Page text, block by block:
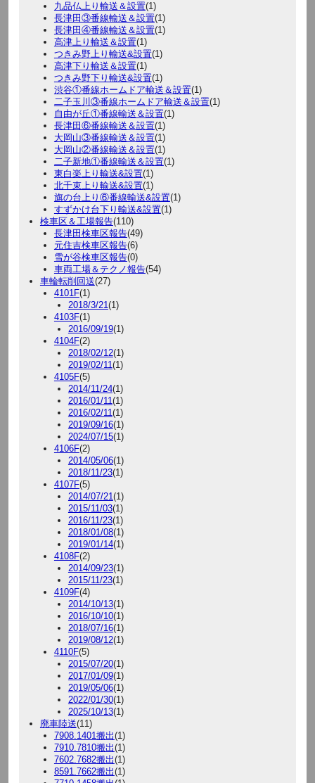
九品仏上り輸送＆設置(1)
長津田③番線輸送＆設置(1)
長津田④番線輸送＆設置(1)
高津上り輸送＆設置(1)
つきみ野上り輸送&設置(1)
高津下り輸送＆設置(1)
つきみ野下り輸送&設置(1)
渋谷①番線ホームドア輸送＆設置(1)
二子玉川③番線ホームドア輸送＆設置(1)
自由が丘①番線輸送＆設置(1)
長津田⑥番線輸送＆設置(1)
大岡山③番線輸送＆設置(1)
大岡山②番線輸送＆設置(1)
二子新地①番線輸送＆設置(1)
東白楽上り輸送&設置(1)
北千束上り輸送&設置(1)
旗の台上り⑥番線輸送&設置(1)
すずかけ台下り輸送&設置(1)
検車区＆工場報告(110)
長津田検車区報告(49)
元住吉検車区報告(6)
雪が谷検車区報告(0)
車両工場＆テクノ報告(54)
車輪転削回送(27)
4101F(1)
2018/3/21(1)
4103F(1)
2016/09/19(1)
4104F(2)
2018/02/12(1)
2019/02/11(1)
4105F(5)
2014/11/24(1)
2016/01/11(1)
2016/02/11(1)
2019/09/16(1)
2024/07/15(1)
4106F(2)
2014/05/06(1)
2018/11/23(1)
4107F(5)
2014/07/21(1)
2015/11/03(1)
2016/11/23(1)
2018/01/08(1)
2019/01/14(1)
4108F(2)
2014/09/23(1)
2015/11/23(1)
4109F(4)
2014/10/13(1)
2016/10/10(1)
2018/07/16(1)
2019/08/12(1)
4110F(5)
2015/07/20(1)
2017/01/09(1)
2019/05/06(1)
2022/01/30(1)
2025/10/13(1)
廃車陸送(11)
7908.1401搬出(1)
7910.7810搬出(1)
7602.7682搬出(1)
8591.7662搬出(1)